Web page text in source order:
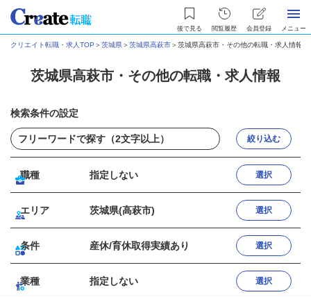
後で見る 閲覧履歴 会員登録 メニュー
クリエイト転職・求人TOP ＞茨城県＞茨城県高萩市＞茨城県高萩市・その他の転職・求人情報
茨城県高萩市・その他の転職・求人情報
検索条件の設定
絞り込む
職種 指定しない 選択
エリア 茨城県(高萩市) 選択
条件 産休/育休取得実績あり 選択
業種 指定しない 選択